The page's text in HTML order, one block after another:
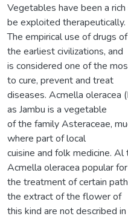
Vegetables have been a
be exploited therapeutically.
The empirical use of drugs
the earliest civilizations, and
is considered one of the
to cure, prevent and treat
diseases. Acmella oleracea
as Jambu is a vegetable
of the family Asteraceae,
where part of local
cuisine and folk medicine.
Acmella oleracea popular for
the treatment of certain
the extract of the flower of
this kind are not described